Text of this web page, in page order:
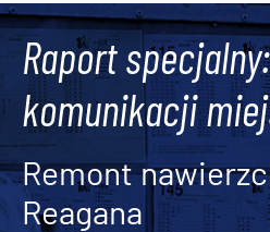
Raport
komunikacji
Remont
Reagana